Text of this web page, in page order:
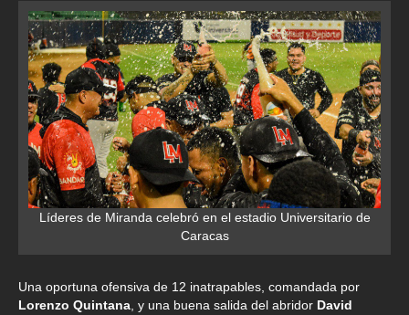
Líderes de Miranda celebró en el estadio Universitario de
Caracas
Una oportuna ofensiva de 12 inatrapables, comandada por
Lorenzo Quintana, y una buena salida del abridor David